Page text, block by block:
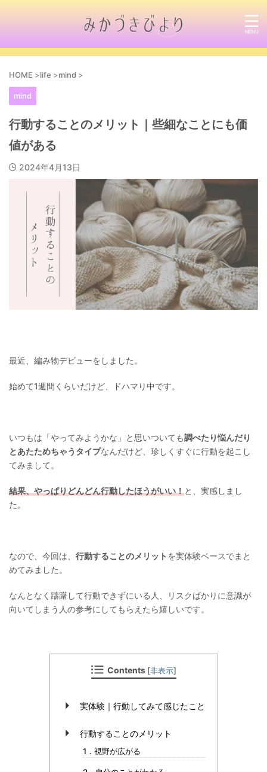
HOME >life >mind >
mind
行動することのメリット｜些細なことにも価
値がある
2024年4月13日
最近、編み物デビューをしました。
始めて1週間くらいだけど、ドハマり中です。
いつもは「やってみようかな」と思いついても調べたり悩んだり
とあたためちゃうタイプなんだけど、珍しくすぐに行動を起こし
てみまして。
結果、やっぱりどんどん行動したほうがいい！と、実感しまし
た。
なので、今回は、 行動することのメリット を実体験ベースでまと
めてみました。
なんとなく躊躇して行動できずにいる人、リスクばかりに意識が
向いてしまう人の参考にしてもらえたら嬉しいです。
Contents [非表示]
実体験｜行動してみて感じたこと
行動することのメリット
1．視野が広がる